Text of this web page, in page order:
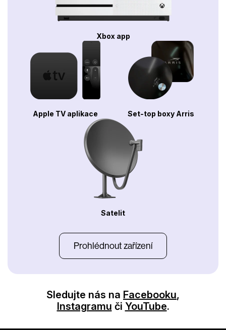
Xbox app
Apple TV aplikace Set-top boxy Arris
Satelit
Prohlédnout zařízení
Sledujte nás na Facebooku,
Instagramu či YouTube.